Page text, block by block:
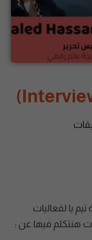
يا لفعاليات
هنتكلم فيها عن :